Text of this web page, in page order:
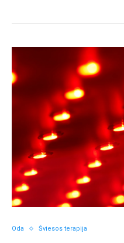
Oda Šviesos terapija